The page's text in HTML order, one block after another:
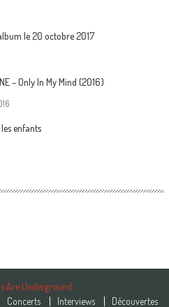
le 20 octobre 2017
– Only In My Mind (2016)
enfants
Are Underground
Concerts Interviews Découvertes